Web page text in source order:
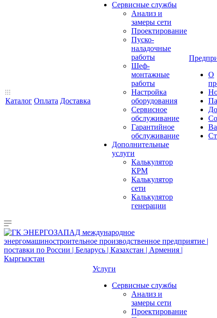
Каталог Оплата Доставка
Сервисные службы
Анализ и
замеры сети
Проектирование
Пуско-
наладочные
работы
Шеф-
монтажные
работы
Настройка
оборудования
Сервисное
обслуживание
Гарантийное
обслуживание
Дополнительные
услуги
Калькулятор
КРМ
Калькулятор
сети
Калькулятор
генерации
О
Услуги
Сервисные службы
Анализ и
замеры сети
Проектирование